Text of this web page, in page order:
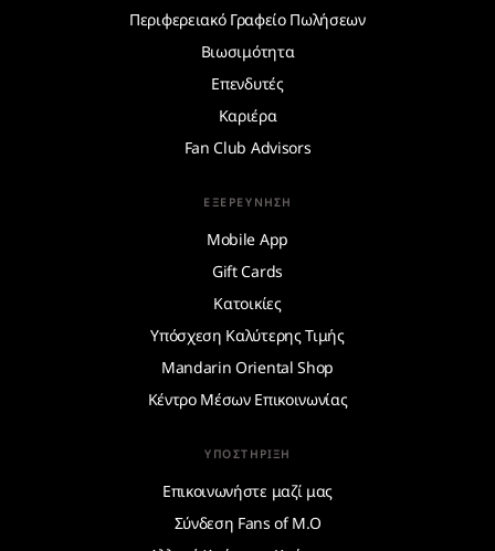
Περιφερειακό Γραφείο Πωλήσεων
Βιωσιμότητα
Επενδυτές
Καριέρα
Fan Club Advisors
ΕΞΕΡΕΎΝΗΣΗ
Mobile App
Gift Cards
Κατοικίες
Υπόσχεση Καλύτερης Τιμής
Mandarin Oriental Shop
Κέντρο Μέσων Επικοινωνίας
ΥΠΟΣΤΉΡΙΞΗ
Επικοινωνήστε μαζί μας
Σύνδεση Fans of M.O